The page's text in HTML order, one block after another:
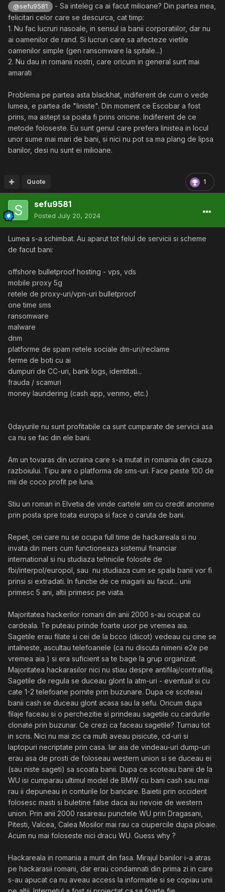
@sefu9581
- Sa inteleg ca ai facut milioane? Din partea mea,
felicitari celor care se descurca, cat timp:
1. Nu fac lucruri nasoale, in sensul ia banii corporatiilor, dar nu
ai oamenilor de rand. Si lucruri care sa afecteze vietile
oamenilor simple (gen ransomware la spitale...)
2. Nu dau in romanii nostri, care oricum in general sunt mai
amarati
Problema pe partea asta blackhat, indiferent de cum o vede
lumea, e partea de "liniste". Din moment ce Escobar a fost
prins, ma astept sa poata fi prins oricine. Indiferent de ce
metode foloseste. Eu sunt genul care prefera linistea in locul
unor sume mai mari de bani, si nici nu pot sa ma plang de lipsa
banilor, desi nu sunt ei milioane.
1
Quote
sefu9581
Posted July 20, 2024
Lumea s-a schimbat. Au aparut tot felul de servicii si scheme
de facut bani:
offshore bulletproof hosting - vps, vds
mobile proxy 5g
retele de proxy-uri/vpn-uri bulletproof
one time sms
ransomware
malware
dnm
platforme de spam retele sociale dm-uri/reclame
ferme de boti cu ai
dumpuri de CC-uri, bank logs, identitati...
frauda / scamuri
money laundering (cash app, venmo, etc.)
0dayurile nu sunt profitabile ca sunt cumparate de servicii asa
ca nu se fac din ele bani.
Am un tovaras din ucraina care s-a mutat in romania din cauza
razboiului. Tipu are o platforma de sms-uri. Face peste 100 de
mii de coco profit pe luna.
Stiu un roman in Elvetia de vinde cartele sim cu credit anonime
prin posta spre toata europa si face o caruta de bani.
Repet, cei care nu se ocupa full time de hackareala si nu
invata din mers cum functioneaza sistemul financiar
international si nu studiaza tehnicile folosite de
fbi/interpol/europol, sau nu studiaza cum se spala banii vor fi
prinsi si extradati. In functie de ce magarii au facut... unii
primesc 5 ani, altii primesc pe viata.
Majoritatea hackerilor romani din anii 2000 s-au ocupat cu
cardeala. Te puteau prinde foarte usor pe vremea aia.
Sagetile erau filate si cei de la bcco (diicot) vedeau cu cine se
intalneste, ascultau telefoanele (ca nu discuta nimeni e2e pe
vremea aia ) si era suficient sa te bage la grup organizat.
Majoritatea hackarasilor nici nu stiau despre antifilaj/contrafilaj.
Sagetile de regula se duceau glont la atm-uri - eventual si cu
cate 1-2 telefoane pornite prin buzunare. Dupa ce scoteau
banii cash se duceau glont acasa sau la sefu. Oricum dupa
filaje faceau si o perchezitie si prindeau sagetile cu cardurile
clonate prin buzunar. Ce crezi ca faceau sagetile? Turnau tot
in scris. Nici nu mai zic ca multi aveau pisicute, cd-uri si
laptopuri necriptate prin casa. Iar aia de vindeau-uri dump-uri
erau asa de prosti de foloseau western union si se duceau ei
(sau niste sageti) sa scoata banii. Dupa ce scoteau banii de la
WU isi cumparau ultimul model de BMW cu bani cash sau mai
rau ii depuneau in conturile lor bancare. Baietii prin occident
folosesc masti si buletine false daca au nevoie de western
union. Prin anii 2000 rasareau punctele WU prin Dragasani,
Pitesti, Valcea, Calea Mosilor mai rau ca ciupercile dupa ploaie.
Acum nu mai foloseste nici dracu WU. Guess why ?
Hackareala in romania a murit din fasa. Mirajul banilor i-a atras
pe hackarasii romani, dar erau condamnati din prima zi in care
s-au apucat ca nu aveau access la informatie si se copiau unii